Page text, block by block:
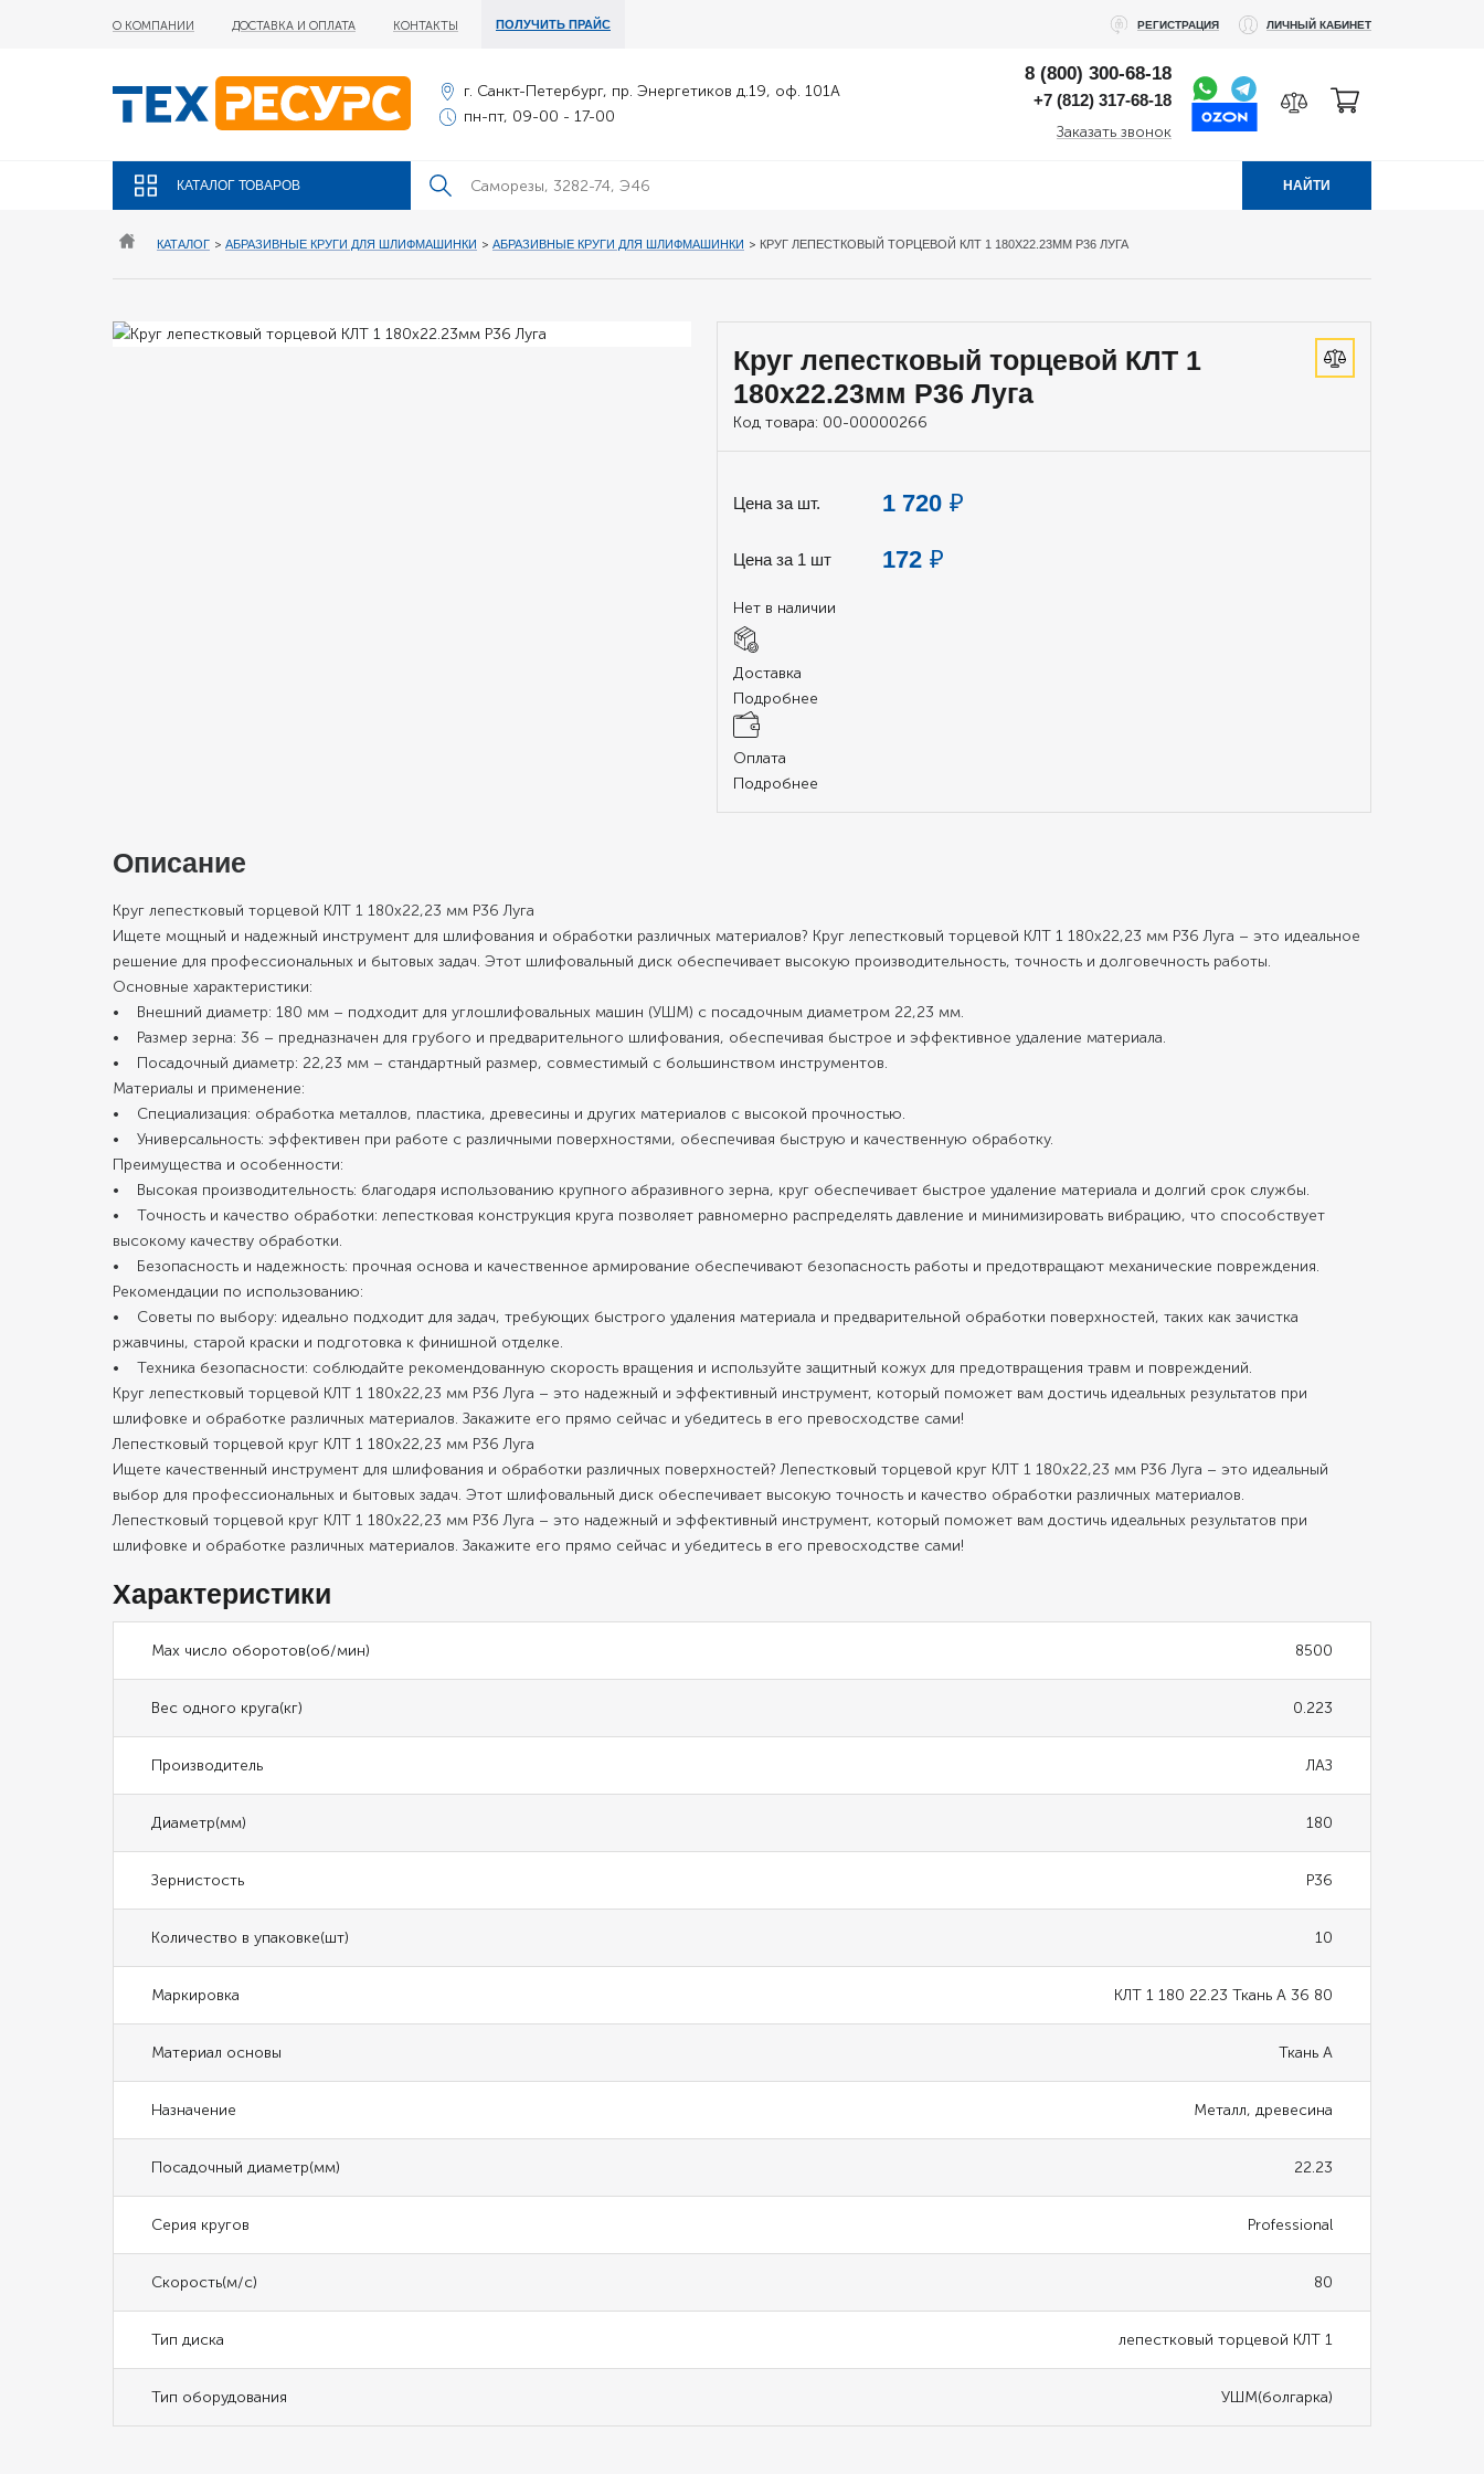
О КОМПАНИИ ДОСТАВКА И ОПЛАТА КОНТАКТЫ ПОЛУЧИТЬ ПРАЙС РЕГИСТРАЦИЯ ЛИЧНЫЙ КАБИНЕТ
г. Санкт-Петербург, пр. Энергетиков д.19, оф. 101А
пн-пт, 09-00 - 17-00
8 (800) 300-68-18
+7 (812) 317-68-18
Заказать звонок
КАТАЛОГ ТОВАРОВ НАЙТИ
КАТАЛОГ > АБРАЗИВНЫЕ КРУГИ ДЛЯ ШЛИФМАШИНКИ > АБРАЗИВНЫЕ КРУГИ ДЛЯ ШЛИФМАШИНКИ > КРУГ ЛЕПЕСТКОВЫЙ ТОРЦЕВОЙ КЛТ 1 180Х22.23ММ Р36 ЛУГА
Круг лепестковый торцевой КЛТ 1
180х22.23мм Р36 Луга
Код товара: 00-00000266
Цена за шт. 1 720 ₽
Цена за 1 шт 172 ₽
Нет в наличии
Доставка
Подробнее
Оплата
Подробнее
Описание
Круг лепестковый торцевой КЛТ 1 180х22,23 мм Р36 Луга
Ищете мощный и надежный инструмент для шлифования и обработки различных материалов? Круг лепестковый торцевой КЛТ 1 180х22,23 мм Р36 Луга – это идеальное
решение для профессиональных и бытовых задач. Этот шлифовальный диск обеспечивает высокую производительность, точность и долговечность работы.
Основные характеристики:
• Внешний диаметр: 180 мм – подходит для углошлифовальных машин (УШМ) с посадочным диаметром 22,23 мм.
• Размер зерна: 36 – предназначен для грубого и предварительного шлифования, обеспечивая быстрое и эффективное удаление материала.
• Посадочный диаметр: 22,23 мм – стандартный размер, совместимый с большинством инструментов.
Материалы и применение:
• Специализация: обработка металлов, пластика, древесины и других материалов с высокой прочностью.
• Универсальность: эффективен при работе с различными поверхностями, обеспечивая быструю и качественную обработку.
Преимущества и особенности:
• Высокая производительность: благодаря использованию крупного абразивного зерна, круг обеспечивает быстрое удаление материала и долгий срок службы.
• Точность и качество обработки: лепестковая конструкция круга позволяет равномерно распределять давление и минимизировать вибрацию, что способствует
высокому качеству обработки.
• Безопасность и надежность: прочная основа и качественное армирование обеспечивают безопасность работы и предотвращают механические повреждения.
Рекомендации по использованию:
• Советы по выбору: идеально подходит для задач, требующих быстрого удаления материала и предварительной обработки поверхностей, таких как зачистка
ржавчины, старой краски и подготовка к финишной отделке.
• Техника безопасности: соблюдайте рекомендованную скорость вращения и используйте защитный кожух для предотвращения травм и повреждений.
Круг лепестковый торцевой КЛТ 1 180х22,23 мм Р36 Луга – это надежный и эффективный инструмент, который поможет вам достичь идеальных результатов при
шлифовке и обработке различных материалов. Закажите его прямо сейчас и убедитесь в его превосходстве сами!
Лепестковый торцевой круг КЛТ 1 180х22,23 мм Р36 Луга
Ищете качественный инструмент для шлифования и обработки различных поверхностей? Лепестковый торцевой круг КЛТ 1 180х22,23 мм Р36 Луга – это идеальный
выбор для профессиональных и бытовых задач. Этот шлифовальный диск обеспечивает высокую точность и качество обработки различных материалов.
Лепестковый торцевой круг КЛТ 1 180х22,23 мм Р36 Луга – это надежный и эффективный инструмент, который поможет вам достичь идеальных результатов при
шлифовке и обработке различных материалов. Закажите его прямо сейчас и убедитесь в его превосходстве сами!
Характеристики
Max число оборотов(об/мин) 8500
Вес одного круга(кг) 0.223
Производитель ЛАЗ
Диаметр(мм) 180
Зернистость Р36
Количество в упаковке(шт) 10
Маркировка КЛТ 1 180 22.23 Ткань A 36 80
Материал основы Ткань А
Назначение Металл, древесина
Посадочный диаметр(мм) 22.23
Серия кругов Professional
Скорость(м/с) 80
Тип диска лепестковый торцевой КЛТ 1
Тип оборудования УШМ(болгарка)